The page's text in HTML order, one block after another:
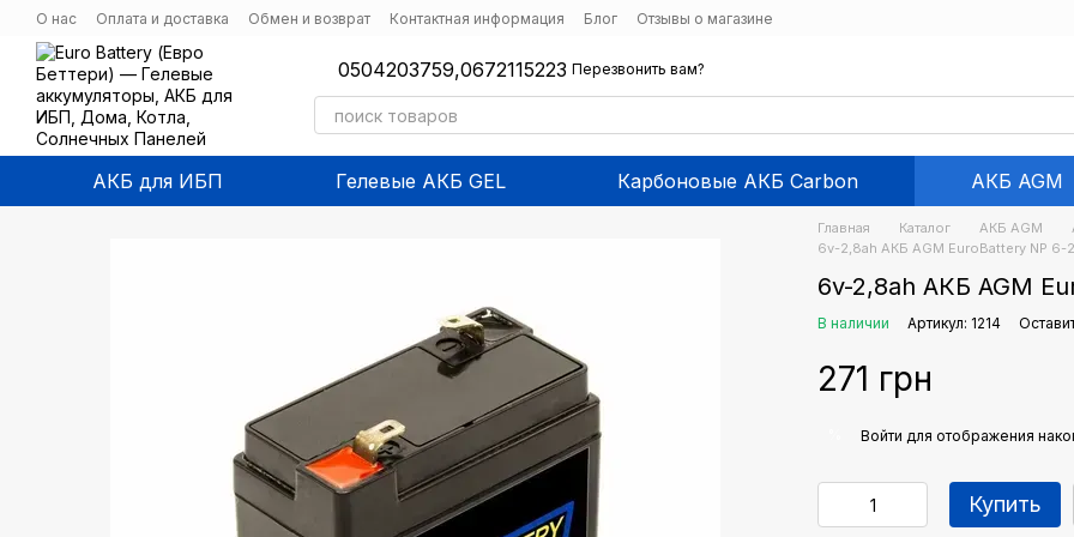
Перейти к основному контенту
О нас Оплата и доставка Обмен и возврат Контактная информация Блог Отзывы о магазине
0504203759,0672115223 Перезвонить вам?
АКБ для ИБП Гелевые АКБ GEL Карбоновые АКБ Carbon АКБ AGM
Главная Каталог АКБ AGM
6v-2,8ah АКБ AGM EuroBattery NP 6-
6v-2,8ah АКБ AGM
В наличии Артикул: 1214
271 грн
Войти для отображения
Купить